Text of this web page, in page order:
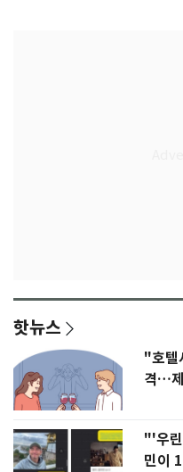
핫뉴스
"호텔
격…
"'우린
민이